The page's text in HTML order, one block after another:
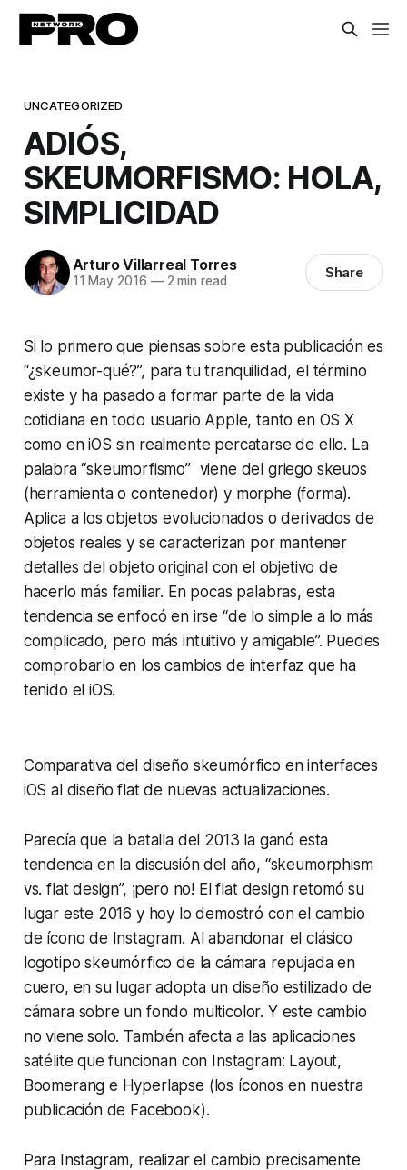
UNCATEGORIZED
ADIÓS,
SKEUMORFISMO: HOLA,
SIMPLICIDAD
Arturo Villarreal Torres
11 May 2016 —2 min read Share
Si lo primero que piensas sobre esta publicación es
“¿skeumor-qué?”, para tu tranquilidad, el término
existe y ha pasado a formar parte de la vida
cotidiana en todo usuario Apple, tanto en OS X
como en iOS sin realmente percatarse de ello. La
palabra “skeumorfismo” viene del griego skeuos
(herramienta o contenedor) y morphe (forma).
Aplica a los objetos evolucionados o derivados de
objetos reales y se caracterizan por mantener
detalles del objeto original con el objetivo de
hacerlo más familiar. En pocas palabras, esta
tendencia se enfocó en irse “de lo simple a lo más
complicado, pero más intuitivo y amigable”. Puedes
comprobarlo en los cambios de interfaz que ha
tenido el iOS.
Comparativa del diseño skeumórfico en interfaces
iOS al diseño flat de nuevas actualizaciones.
Parecía que la batalla del 2013 la ganó esta
tendencia en la discusión del año, “skeumorphism
vs. flat design”, ¡pero no! El flat design retomó su
lugar este 2016 y hoy lo demostró con el cambio
de ícono de Instagram. Al abandonar el clásico
logotipo skeumórfico de la cámara repujada en
cuero, en su lugar adopta un diseño estilizado de
cámara sobre un fondo multicolor. Y este cambio
no viene solo. También afecta a las aplicaciones
satélite que funcionan con Instagram: Layout,
Boomerang e Hyperlapse (los íconos en nuestra
publicación de Facebook).
Para Instagram, realizar el cambio precisamente